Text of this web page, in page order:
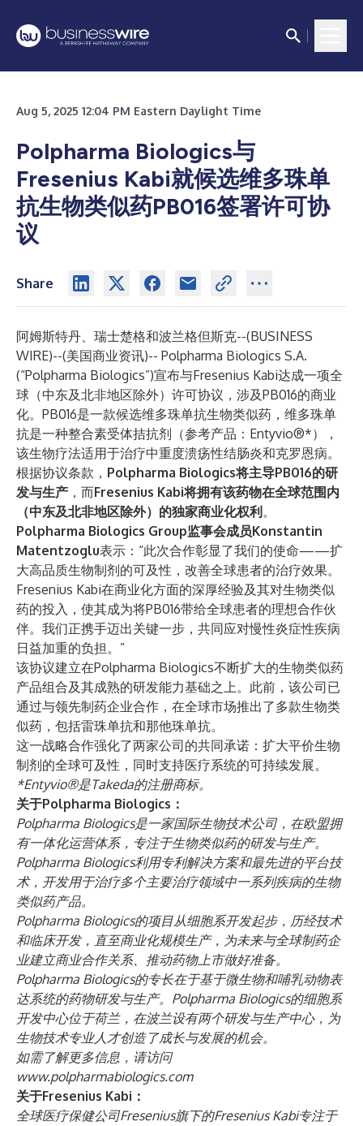
Aug 5, 2025 12:04 PM Eastern Daylight Time
Polpharma Biologics与
Fresenius Kabi就候选维多珠单
抗生物类似药PB016签署许可协
议
Share
阿姆斯特丹、瑞士楚格和波兰格但斯克--(BUSINESS
WIRE)--(美国商业资讯)-- Polpharma Biologics S.A.
(“Polpharma Biologics”)宣布与Fresenius Kabi达成一项全
球（中东及北非地区除外）许可协议，涉及PB016的商业
化。PB016是一款候选维多珠单抗生物类似药，维多珠单
抗是一种整合素受体拮抗剂（参考产品：Entyvio®*），
该生物疗法适用于治疗中重度溃疡性结肠炎和克罗恩病。
根据协议条款， Polpharma Biologics将主导PB016的研
发与生产 ，而Fresenius Kabi将拥有该药物在全球范围内
（中东及北非地区除外）的独家商业化权利 。
Polpharma Biologics Group监事会成员Konstantin
Matentzoglu表示：“此次合作彰显了我们的使命——扩
大高品质生物制剂的可及性，改善全球患者的治疗效果。
Fresenius Kabi在商业化方面的深厚经验及其对生物类似
药的投入，使其成为将PB016带给全球患者的理想合作伙
伴。我们正携手迈出关键一步，共同应对慢性炎症性疾病
日益加重的负担。”
该协议建立在Polpharma Biologics不断扩大的生物类似药
产品组合及其成熟的研发能力基础之上。此前，该公司已
通过与领先制药企业合作，在全球市场推出了多款生物类
似药，包括雷珠单抗和那他珠单抗。
这一战略合作强化了两家公司的共同承诺：扩大平价生物
制剂的全球可及性，同时支持医疗系统的可持续发展。
*Entyvio®是Takeda的注册商标。
关于Polpharma Biologics：
Polpharma Biologics是一家国际生物技术公司，在欧盟拥
有一体化运营体系，专注于生物类似药的研发与生产。
Polpharma Biologics利用专利解决方案和最先进的平台技
术，开发用于治疗多个主要治疗领域中一系列疾病的生物
类似药产品。
Polpharma Biologics的项目从细胞系开发起步，历经技术
和临床开发，直至商业化规模生产，为未来与全球制药企
业建立商业合作关系、推动药物上市做好准备。
Polpharma Biologics的专长在于基于微生物和哺乳动物表
达系统的药物研发与生产。Polpharma Biologics的细胞系
开发中心位于荷兰，在波兰设有两个研发与生产中心，为
生物技术专业人才创造了成长与发展的机会。
如需了解更多信息，请访问
www.polpharmabiologics.com
关于Fresenius Kabi：
全球医疗保健公司Fresenius旗下的Fresenius Kabi专注于